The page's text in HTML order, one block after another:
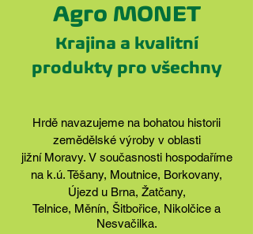
Agro MONET
Krajina a kvalitní
produkty pro všechny
Hrdě navazujeme na bohatou historii
zemědělské výroby v oblasti
jižní Moravy. V současnostihospodaříme
na k.ú. Těšany, Moutnice, Borkovany,
Újezd u Brna, Žatčany,
Telnice, Měnín, Šitbořice, Nikolčice a
Nesvačilka.